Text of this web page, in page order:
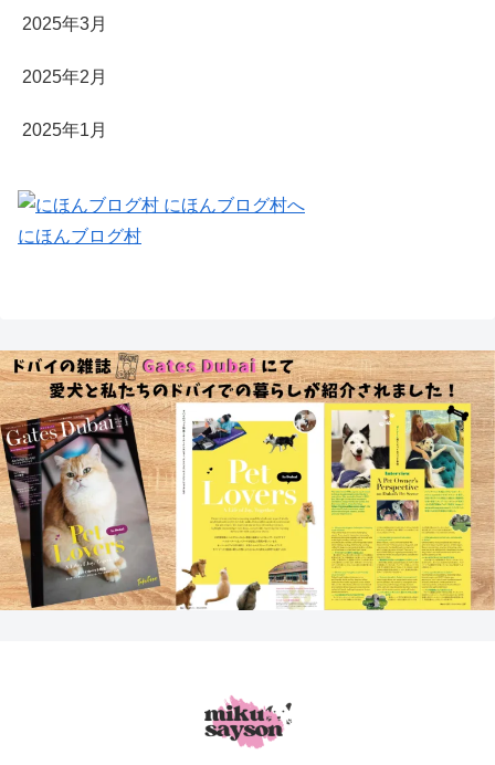
2025年3月
2025年2月
2025年1月
にほんブログ村